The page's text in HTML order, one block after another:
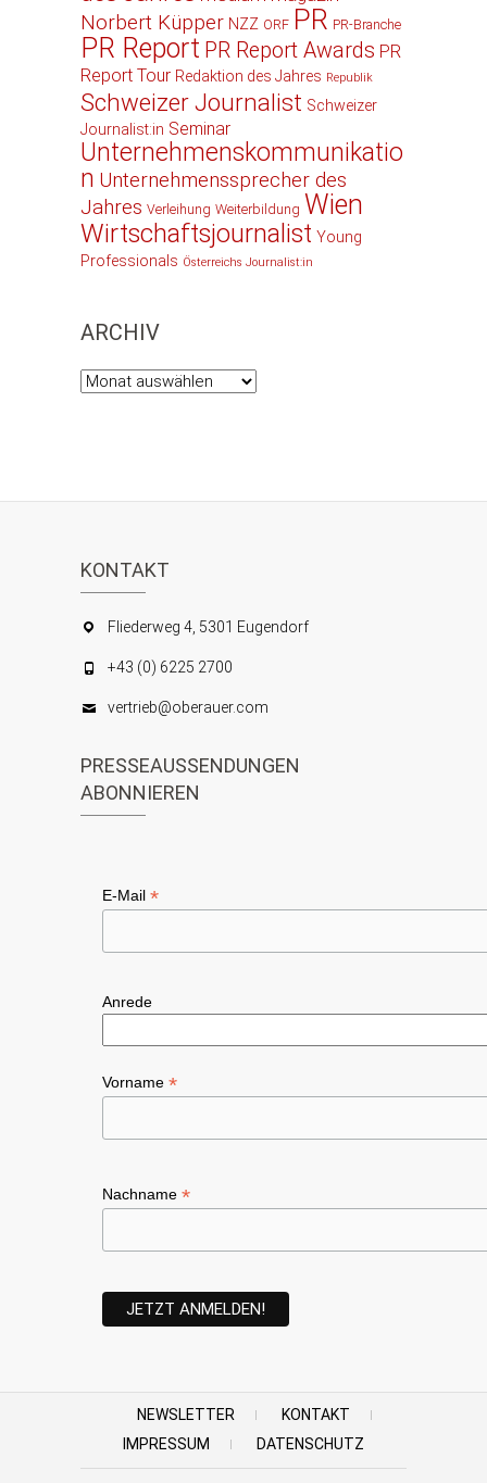
Norbert Küpper NZZ ORF PR PR-Branche
PR Report PR Report Awards PR
Report Tour Redaktion des Jahres Republik
Schweizer Journalist Schweizer
Journalist:in Seminar
Unternehmenskommunikatio
n Unternehmenssprecher des
Jahres Verleihung Weiterbildung Wien
Wirtschaftsjournalist Young
Professionals Österreichs Journalist:in
ARCHIV
Archiv
KONTAKT
Fliederweg 4, 5301 Eugendorf
+43 (0) 6225 2700
vertrieb@oberauer.com
PRESSEAUSSENDUNGEN
ABONNIEREN
E-Mail *
Anrede
Vorname *
Nachname *
NEWSLETTER
KONTAKT
IMPRESSUM
DATENSCHUTZ